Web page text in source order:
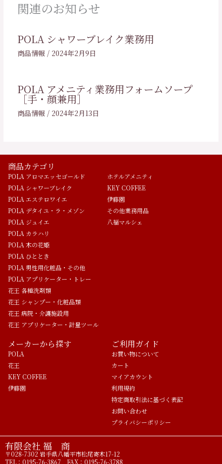
関連のお知らせ
POLA シャワーブレイク業務用
商品情報 / 2024年2月9日
POLA アメニティ業務用フォームソープ
［手・顔兼用］
商品情報 / 2024年2月13日
商品カテゴリ
POLA アロマエッセゴールド
POLA シャワーブレイク
POLA エステロワイエ
POLA デタイユ・ラ・メゾン
POLA ジュイエ
POLA カラハリ
POLA 木の花姫
POLA ひととき
POLA 男性用化粧品・その他
POLA アプリケーター・トレー
花王 各種洗剤類
花王 シャンプー・化粧品類
花王 病院・介護施設用
花王 アプリケーター・計量ツール
ホテルアメニティ
KEY COFFEE
伊藤園
その他業務用品
八福マルシェ
メーカーから探す
POLA
花王
KEY COFFEE
伊藤園
ご利用ガイド
お買い物について
カート
マイアカウント
利用規約
特定商取引法に基づく表記
お問い合わせ
プライバシーポリシー
有限会社 福 商
〒028-7302 岩手県八幡平市松尾寄木17-12
TEL：0195-76-3867 FAX：0195-76-3788